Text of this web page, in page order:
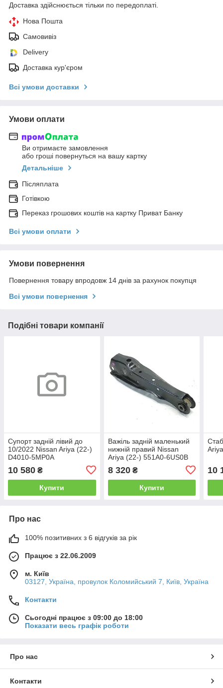
Доставка здійснюється тільки по передоплаті.
Нова Пошта
Самовивіз
Delivery
Доставка кур'єром
Всі умови доставки
Умови оплати
Ви отримаєте замовлення
або гроші повернуться на вашу картку
Детальніше
Післяплата
Готівкою
Переказ грошових коштів на картку Приват Банку
Всі умови оплати
Умови повернення
Повернення товару впродовж 14 днів за рахунок покупця
Всі умови повернення
Подібні товари компанії
Супорт задній лівий до
10/2022 Nissan Ariya (22-)
D4010-5MP0A
10 580 ₴
Купити
Важіль задній маленький
нижній правий Nissan
Ariya (22-) 551A0-6US0B
8 320₴
Купити
10
Про нас
100% позитивних з 6 відгуків за рік
Працює з 22.06.2009
м. Київ
03127, Україна, провулок Коломийський 7, Київ, Україна
Контакти
Сьогодні працює з 09:00 до 18:00
Показати весь графік роботи
Про нас
Контакти